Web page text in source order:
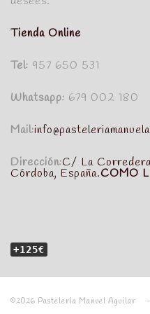
Tienda Online
Tel: 957 650 531
Whatsapp: 679 002 180
Mail:
Dirección:C/ La
Córdoba, España.COMO
+125€
©2026 Pastelería Manuel Aguilar -